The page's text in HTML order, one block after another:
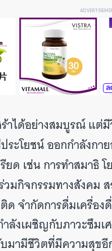
ล
าได้อย่างสมบูรณ์ แต่
ระโยชน์ ออกกำลังก
ยด เช่น การทำสมาธิ
มกิจกรรมทางสังคม
ด จำกัดการดื่มเครื่อ
งเผชิญกับภาวะซึมเ
มามีชีวิตที่มีความสุข